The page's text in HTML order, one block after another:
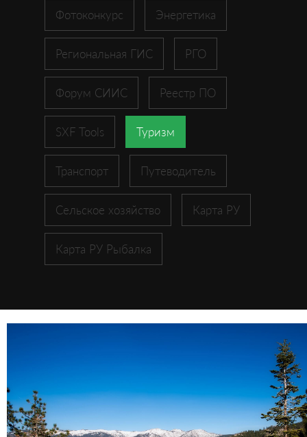
Фотоконкурс Энергетика
Региональная ГИС РГО
Форум СИИС Реестр ПО
SXF Tools Туризм
Транспорт Путеводитель
Сельское хозяйство Карта РУ
Карта РУ Рыбалка